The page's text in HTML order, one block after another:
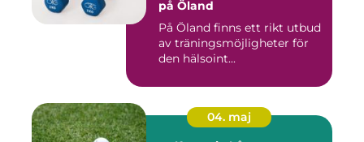
på Öland
På Öland finns ett rikt utbud
av träningsmöjligheter för
den hälsoint...
04. maj